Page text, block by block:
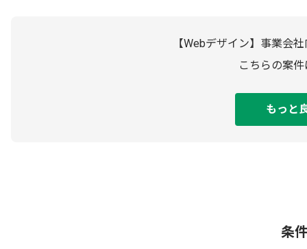
【Webデザイン】事業会
こちらの案
もっと
条